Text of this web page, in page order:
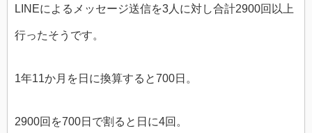
LINEによるメッセージ送信を3人に対し合計2900回以上
行ったそうです。
1年11か月を日に換算すると700日。
2900回を700日で割ると日に4回。